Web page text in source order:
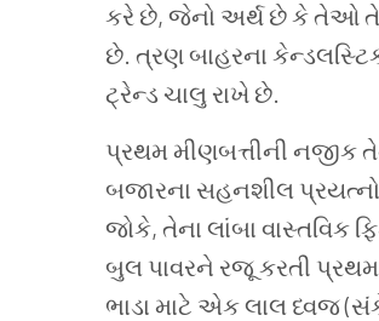
કરે છે, જેનો અર્થ છેકેતેઓ
છે. ત્રણબાહરના
ટ્રેન્ડચાલુ રાખે છે.
પ્રથમમીણબત્તીની નજીક
બજારના સહનશીલ
જોકે, તેના લાંબા વાસ્તવિક
બુલ પાવરને રજૂકરતી પ્રથમ
ભાડા માટે એકલાલધ્વજ